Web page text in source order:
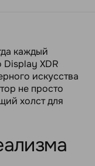
каждый
Display XDR
искусства
не просто
холст для